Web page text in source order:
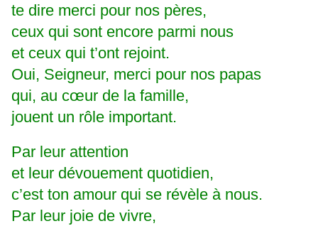
te dire merci pour nos pères,
ceux qui sont encore parmi nous
et ceux qui t’ont rejoint.
Oui, Seigneur, merci pour nos papas
qui, au cœur de la famille,
jouent un rôle important.
Par leur attention
et leur dévouement quotidien,
c’est ton amour qui se révèle à nous.
Par leur joie de vivre,